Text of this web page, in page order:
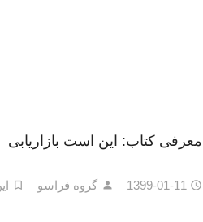
معرفی کتاب: این است بازاریابی
1399-01-11 گروه فراسو